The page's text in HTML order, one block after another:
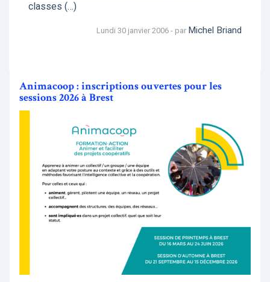
classes (…)
Lundi 30 janvier 2006 - par Michel Briand
Animacoop : inscriptions ouvertes pour les
sessions 2026 à Brest